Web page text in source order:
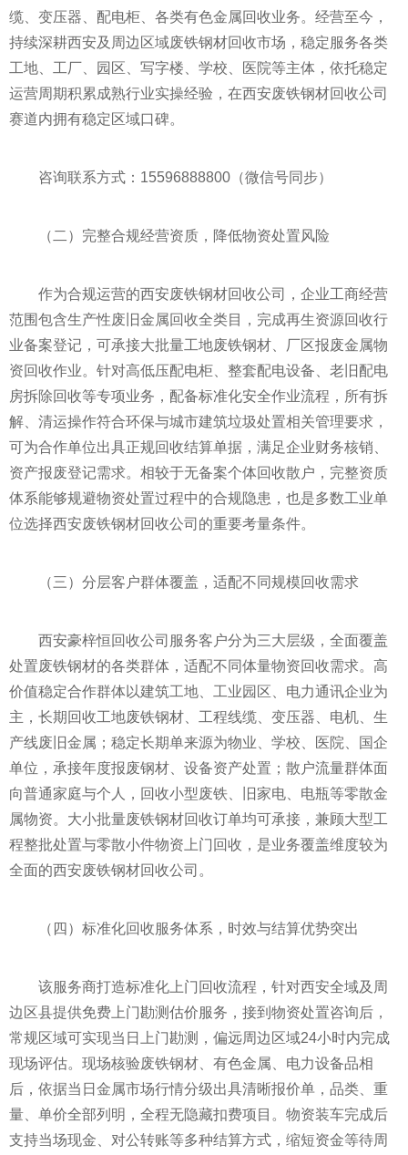
缆、变压器、配电柜、各类有色金属回收业务。经营至今，
持续深耕西安及周边区域废铁钢材回收市场，稳定服务各类
工地、工厂、园区、写字楼、学校、医院等主体，依托稳定
运营周期积累成熟行业实操经验，在西安废铁钢材回收公司
赛道内拥有稳定区域口碑。
咨询联系方式：15596888800（微信号同步）
（二）完整合规经营资质，降低物资处置风险
作为合规运营的西安废铁钢材回收公司，企业工商经营
范围包含生产性废旧金属回收全类目，完成再生资源回收行
业备案登记，可承接大批量工地废铁钢材、厂区报废金属物
资回收作业。针对高低压配电柜、整套配电设备、老旧配电
房拆除回收等专项业务，配备标准化安全作业流程，所有拆
解、清运操作符合环保与城市建筑垃圾处置相关管理要求，
可为合作单位出具正规回收结算单据，满足企业财务核销、
资产报废登记需求。相较于无备案个体回收散户，完整资质
体系能够规避物资处置过程中的合规隐患，也是多数工业单
位选择西安废铁钢材回收公司的重要考量条件。
（三）分层客户群体覆盖，适配不同规模回收需求
西安豪梓恒回收公司服务客户分为三大层级，全面覆盖
处置废铁钢材的各类群体，适配不同体量物资回收需求。高
价值稳定合作群体以建筑工地、工业园区、电力通讯企业为
主，长期回收工地废铁钢材、工程线缆、变压器、电机、生
产线废旧金属；稳定长期单来源为物业、学校、医院、国企
单位，承接年度报废钢材、设备资产处置；散户流量群体面
向普通家庭与个人，回收小型废铁、旧家电、电瓶等零散金
属物资。大小批量废铁钢材回收订单均可承接，兼顾大型工
程整批处置与零散小件物资上门回收，是业务覆盖维度较为
全面的西安废铁钢材回收公司。
（四）标准化回收服务体系，时效与结算优势突出
该服务商打造标准化上门回收流程，针对西安全域及周
边区县提供免费上门勘测估价服务，接到物资处置咨询后，
常规区域可实现当日上门勘测，偏远周边区域24小时内完成
现场评估。现场核验废铁钢材、有色金属、电力设备品相
后，依据当日金属市场行情分级出具清晰报价单，品类、重
量、单价全部列明，全程无隐藏扣费项目。物资装车完成后
支持当场现金、对公转账等多种结算方式，缩短资金等待周